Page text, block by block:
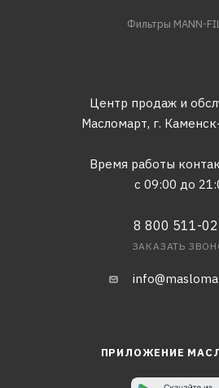
Фильтры MANN-
Центр продаж и
Масломарт, г.
Время работы
с 09:00 до
8 800 511-
ЗАКАЗАТЬ
ПРИЛОЖЕНИЕ